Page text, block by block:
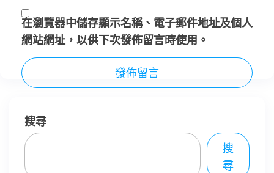
在瀏覽器中儲存顯示名稱、電子郵件地址及個人
網站網址，以供下次發佈留言時使用。
搜尋
搜
尋